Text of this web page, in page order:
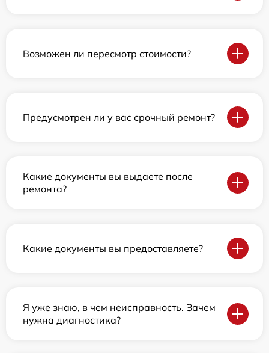
Возможен ли пересмотр стоимости?
Предусмотрен ли у вас срочный ремонт?
Какие документы вы выдаете после
ремонта?
Какие документы вы предоставляете?
Я уже знаю, в чем неисправность. Зачем
нужна диагностика?